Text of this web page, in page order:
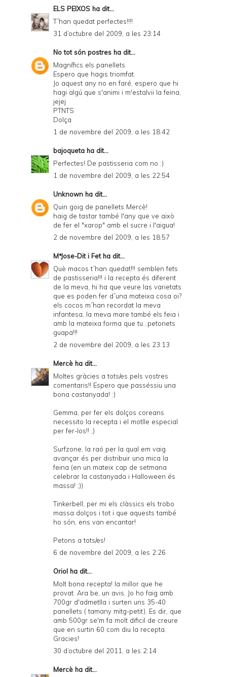
ELS PEIXOS ha dit...
T´han quedat perfectes!!!!
31 d’octubre del 2009, a les 23:14
No tot són postres ha dit...
Magnífics els panellets.
Espero que hagis triomfat.
Jo aquest any no en faré, espero que hi
hagi algú que s'animi i m'estalvii la feina,
jejej
PTNTS
Dolça
1 de novembre del 2009, a les 18:42
bajoqueta ha dit...
Perfectes! De pastisseria com no :)
1 de novembre del 2009, a les 22:54
Unknown ha dit...
Quin goig de panellets Mercè!
haig de tastar també l'any que ve això
de fer el "xarop" amb el sucre i l'aigua!
2 de novembre del 2009, a les 18:57
MªJose-Dit i Fetha dit...
Què macos t´han quedat!!! semblen fets
de pastisseria!!! i la recepta és diferent
de la meva, hi ha que veure las varietats
que es poden fer d´una mateixa cosa oi?
els cocos m´han recordat la meva
infantesa, la meva mare també els feia i
amb la mateixa forma que tu...petonets
guapa!!!
2 de novembre del 2009, a les 23:13
Mercè ha dit...
Moltes gràcies a tots/es pels vostres
comentaris!! Espero que passéssiu una
bona castanyada! :)
Gemma, per fer els dolços coreans
necessito la recepta i el motlle especial
per fer-los!! ;)
Surfzone, la raó per la qual em vaig
avançar és per distribuir una mica la
feina (en un mateix cap de setmana
celebrar la castanyada i Halloween és
massa! ;))
Tinkerbell, per mi els clàssics els trobo
massa dolços i tot i que aquests també
ho són, ens van encantar!
Petons a tots/es!
6 de novembre del 2009, a les 2:26
Oriol ha dit...
Molt bona recepta! la millor que he
provat. Ara be, un avis. Jo ho faig amb
700gr d'admetlla i surten uns 35-40
panellets ( tamany mitg-petit). Es dir, que
amb 500gr se'm fa molt dificil de creure
que en surtin 60 com diu la recepta.
Gracies!
30 d’octubre del 2011, a les 2:14
Mercè ha dit...